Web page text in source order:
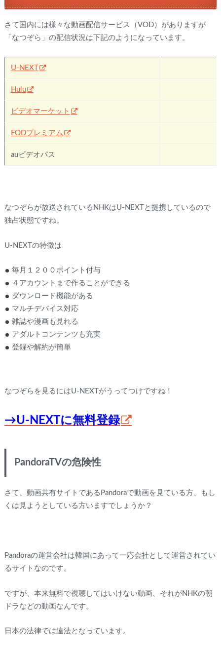
さて国内には様々な動画配信サービス（VOD）がありますが
「なつぞら」の配信状況は下記のようになっています。
U-NEXT
Hulu
ビデオマーケット
FODプレミアム
auビデオパス
なつぞらが放送されているNHKはU-NEXTと提携しているので
独占状態ですね。
U-NEXTの特徴は
毎月１２００ポイント付与
４アカウントまで作ることができる
ダウンロード機能がある
マルチデバイス対応
雑誌や漫画も見れる
アダルトコンテンツも充実
登録や解約が簡単
なつぞらを見るにはU-NEXTがうってつけですね！
→U-NEXTに無料登録
PandoraTVの危険性
さて、動画共有サイトであるPandoraで動画を見ている方、もし
くは見ようとしている方いますでしょうか？
Pandoraの運営会社は韓国にあって一応会社として運営されてい
るサイトなのです。
ですが、本来無料で視聴してはいけない動画、それがNHKの朝
ドラなどの動画なんです。
日本の法律では違法となっています。